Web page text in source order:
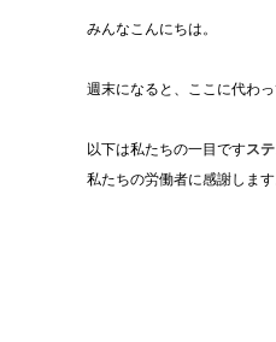
みんなこんにちは。
週末になると、ここに代わ
以下は私たちの一目ですス
私たちの労働者に感謝しま